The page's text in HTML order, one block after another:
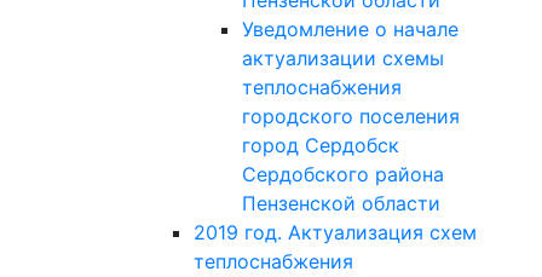
Уведомление о начале
актуализации схемы
теплоснабжения
городского поселения
город Сердобск
Сердобского района
Пензенской области
2019 год. Актуализация схем
теплоснабжения